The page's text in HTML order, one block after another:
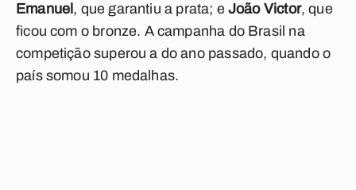
Emanuel , que garantiu a prata; e João Victor, que
ficou com o bronze. A campanha do Brasil na
competição superou a do ano passado, quando o
país somou 10 medalhas.